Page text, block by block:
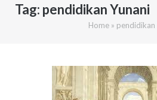
Tag: pendidikan Yunani
Home» pendidikan